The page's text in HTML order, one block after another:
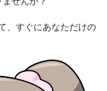
、すぐにあなただけの